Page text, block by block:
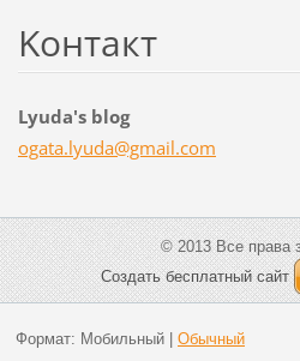
Koнтакт
Lyuda's blog
ogata.lyuda@gmail.com
© 2013 Все права
Создать бесплатный сайт
Формат: Мобильный| Обычный